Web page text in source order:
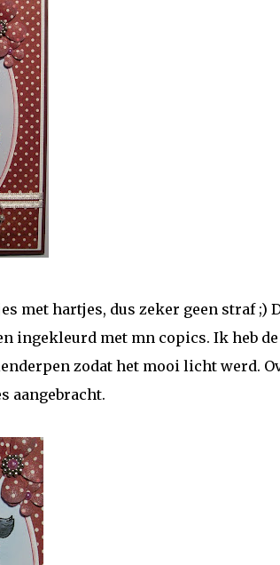
met hartjes, dus zeker geen straf ;)
ingekleurd met mn copics. Ik heb de
zodat het mooi licht werd.
aangebracht.